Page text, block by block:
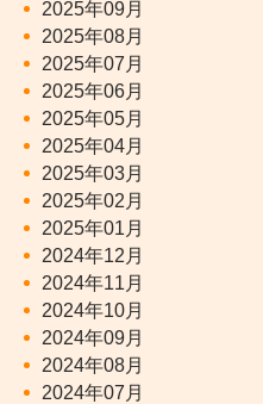
2025年09月
2025年08月
2025年07月
2025年06月
2025年05月
2025年04月
2025年03月
2025年02月
2025年01月
2024年12月
2024年11月
2024年10月
2024年09月
2024年08月
2024年07月